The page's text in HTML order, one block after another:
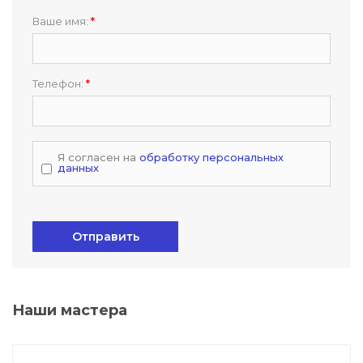
Ваше имя: *
Телефон: *
Я согласен на обработку персональных
данных
Отправить
Наши мастера